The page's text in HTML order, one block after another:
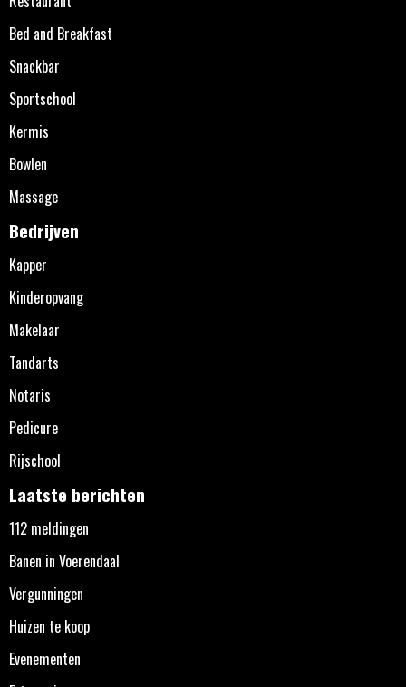
Bed and Breakfast
Snackbar
Sportschool
Kermis
Bowlen
Massage
Bedrijven
Kapper
Kinderopvang
Makelaar
Tandarts
Notaris
Pedicure
Rijschool
Laatste berichten
112 meldingen
Banen in Voerendaal
Vergunningen
Huizen te koop
Evenementen